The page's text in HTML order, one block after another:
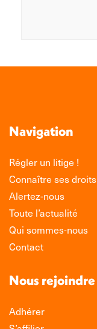
Navigation
Régler un litige !
Connaître ses droits
Alertez-nous
Toute l’actualité
Qui sommes-nous
Contact
Nous rejoindre
Adhérer